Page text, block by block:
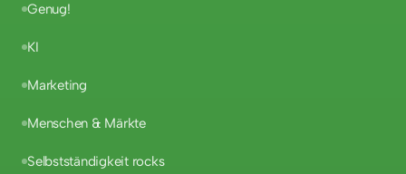
Genug!
KI
Marketing
Menschen & Märkte
Selbstständigkeit rocks